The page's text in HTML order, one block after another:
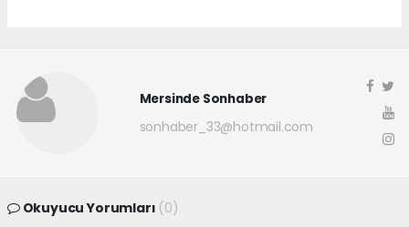
Mersinde Sonhaber
sonhaber_33@hotmail.com
Okuyucu Yorumları (0)